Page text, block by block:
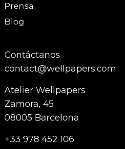
Prensa
Blog
Contáctanos
contact@wellpapers.com
Atelier Wellpapers
Zamora, 45
08005 Barcelona
+33 978 452 106